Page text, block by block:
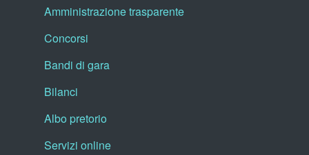
Amministrazione trasparente
Concorsi
Bandi di gara
Bilanci
Albo pretorio
Servizi online